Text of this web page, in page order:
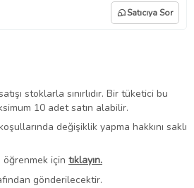
Satıcıya Sor
stoklarla sınırlıdır. Bir tüketici bu
10 adet satın alabilir.
değişiklik yapma hakkını saklı
öğrenmek için tıklayın.
gönderilecektir.